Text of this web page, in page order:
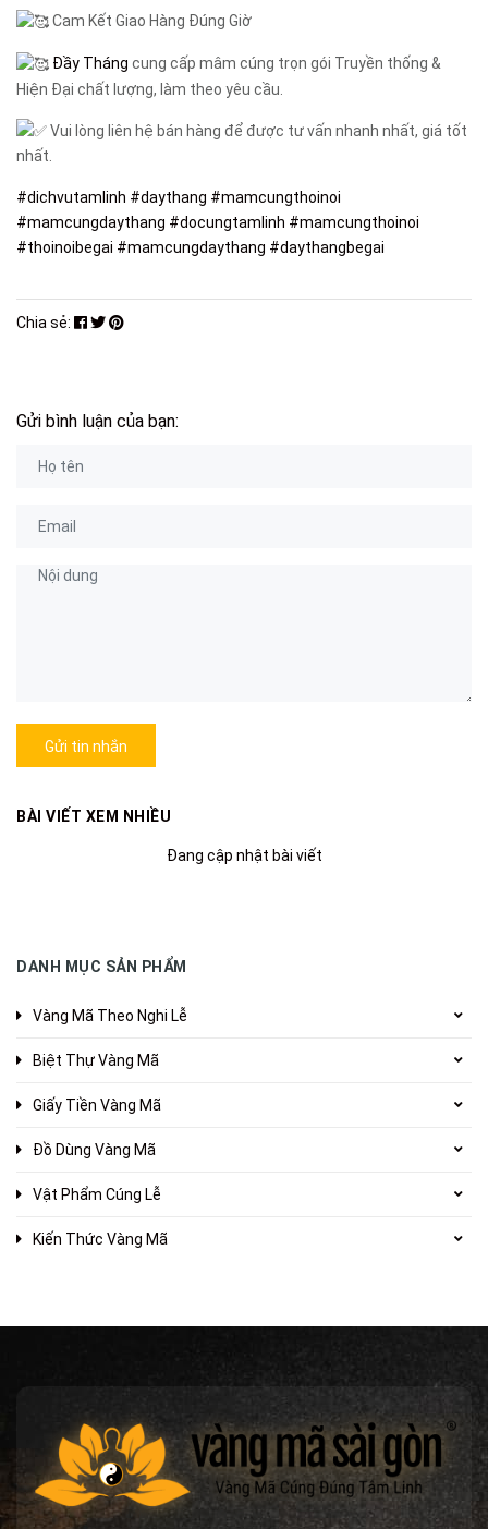
Cam Kết Giao Hàng Đúng Giờ
Đầy Tháng cung cấp mâm cúng trọn gói Truyền thống &
Hiện Đại chất lượng, làm theo yêu cầu.
Vui lòng liên hệ bán hàng để được tư vấn nhanh nhất, giá tốt
nhất.
#dichvutamlinh #daythang #mamcungthoinoi
#mamcungdaythang #docungtamlinh #mamcungthoinoi
#thoinoibegai #mamcungdaythang #daythangbegai
Chia sẻ:
Gửi bình luận của bạn:
Gửi tin nhắn
BÀI VIẾT XEM NHIỀU
Đang cập nhật bài viết
DANH MỤC SẢN PHẨM
Vàng Mã Theo Nghi Lễ
Biệt Thự Vàng Mã
Giấy Tiền Vàng Mã
Đồ Dùng Vàng Mã
Vật Phẩm Cúng Lễ
Kiến Thức Vàng Mã